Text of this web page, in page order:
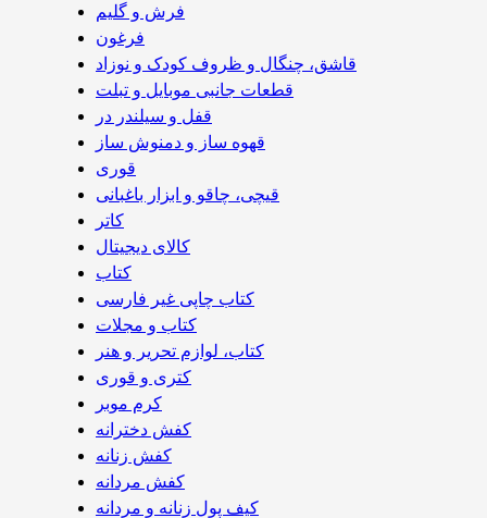
فرش و گلیم
فرغون
قاشق، چنگال و ظروف کودک و نوزاد
قطعات جانبی موبایل و تبلت
قفل و سیلندر در
قهوه ساز و دمنوش ساز
قوری
قیچی‌، چاقو و ابزار باغبانی
کاتر
کالای دیجیتال
کتاب
کتاب چاپی غیر فارسی
کتاب و مجلات
کتاب، لوازم تحریر و هنر
کتری و قوری
کرم موبر
کفش دخترانه
کفش زنانه
کفش مردانه
کیف پول زنانه و مردانه